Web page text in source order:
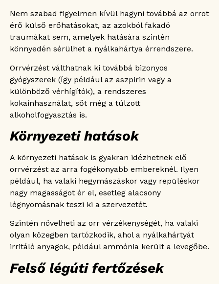
Nem szabad figyelmen kívül hagyni továbbá az orrot
érő külső erőhatásokat, az azokból fakadó
traumákat sem, amelyek hatására szintén
könnyedén sérülhet a nyálkahártya érrendszere.
Orrvérzést válthatnak ki továbbá bizonyos
gyógyszerek (így például az aszpirin vagy a
különböző vérhígítók), a rendszeres
kokainhasználat, sőt még a túlzott
alkoholfogyasztás is.
Környezeti hatások
A környezeti hatások is gyakran idézhetnek elő
orrvérzést az arra fogékonyabb embereknél. Ilyen
például, ha valaki hegymászáskor vagy repüléskor
nagy magasságot ér el, esetleg alacsony
légnyomásnak teszi ki a szervezetét.
Szintén növelheti az orr vérzékenységét, ha valaki
olyan közegben tartózkodik, ahol a nyálkahártyát
irritáló anyagok, például ammónia került a levegőbe.
Felső légúti fertőzések